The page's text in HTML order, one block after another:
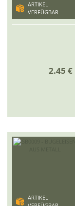
ARTIKEL
VERFÜGBAR
2.45 €
ARTIKEL